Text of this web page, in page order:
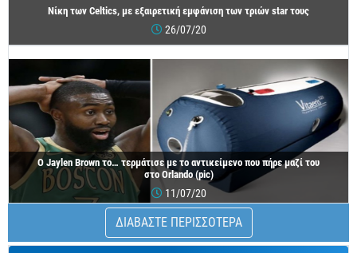
Νίκη των Celtics, με εξαιρετική εμφάνιση των τριών star τους
26/07/20
O Jaylen Brown το… τερμάτισε με το αντικείμενο που πήρε μαζί του
στο Orlando (pic)
11/07/20
ΔΙΑΒΑΣΤΕ ΠΕΡΙΣΣΟΤΕΡΑ